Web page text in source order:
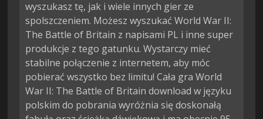
wyszukasz tę, jak i wiele innych gier ze
spolszczeniem. Możesz wyszukać World War II:
The Battle of Britain z napisami PL i inne super
produkcje z tego gatunku. Wystarczy mieć
stabilne połączenie z internetem, aby móc
pobierać wszystko bez limitu! Cała gra World
War II: The Battle of Britain download w języku
polskim do pobrania wyróżnia się doskonałą